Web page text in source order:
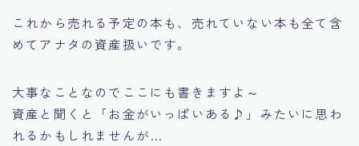
これから売れる予定の本も、売れていない本も全て含
めてアナタの資産扱いです。
大事なことなのでここにも書きますよ～
資産と聞くと
「お金がいっぱいある♪」 みたいに思わ
れるかもしれませんが…